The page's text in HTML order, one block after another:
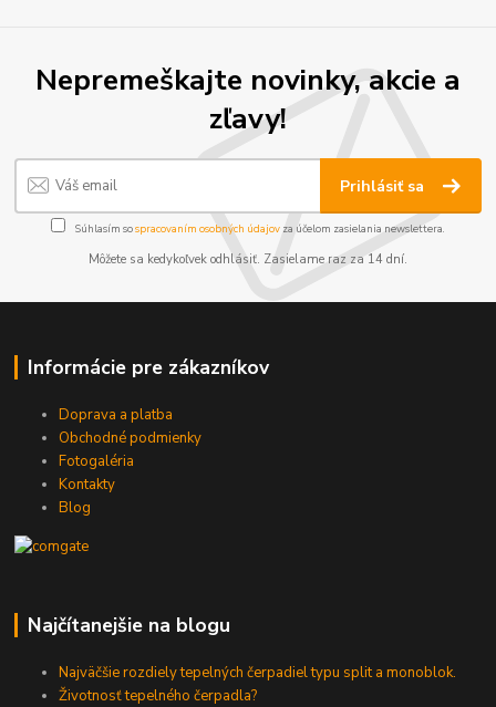
Nepremeškajte novinky, akcie a
zľavy!
Prihlásiť sa
Súhlasím sospracovaním osobných údajov za účelom zasielania newslettera.
Môžete sa kedykoľvek odhlásiť. Zasielame raz za 14 dní.
Informácie pre zákazníkov
Doprava a platba
Obchodné podmienky
Fotogaléria
Kontakty
Blog
Najčítanejšie na blogu
Najväčšie rozdiely tepelných čerpadiel typu split a monoblok.
Životnosť tepelného čerpadla?